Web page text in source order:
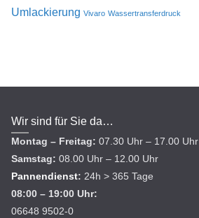
Umlackierung Vivaro Wassertransferdruck
Wir sind für Sie da…
Montag – Freitag: 07.30 Uhr – 17.00 Uhr
Samstag: 08.00 Uhr – 12.00 Uhr
Pannendienst: 24h > 365 Tage
08:00 – 19:00 Uhr:
06648 9502-0